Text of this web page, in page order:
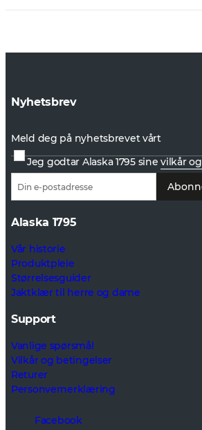
Nyhetsbrev
Meld deg på nyhetsbrevet vårt
Jeg godtar Alaska 1795 sinevilkår
Alaska 1795
Vår historie
Produktpleie
Størrelsesguider
Jaktklær til herre og dame
Support
Vanlige spørsmål
Vilkår og betingelser
Returer
Personvernerklæring
Facebook